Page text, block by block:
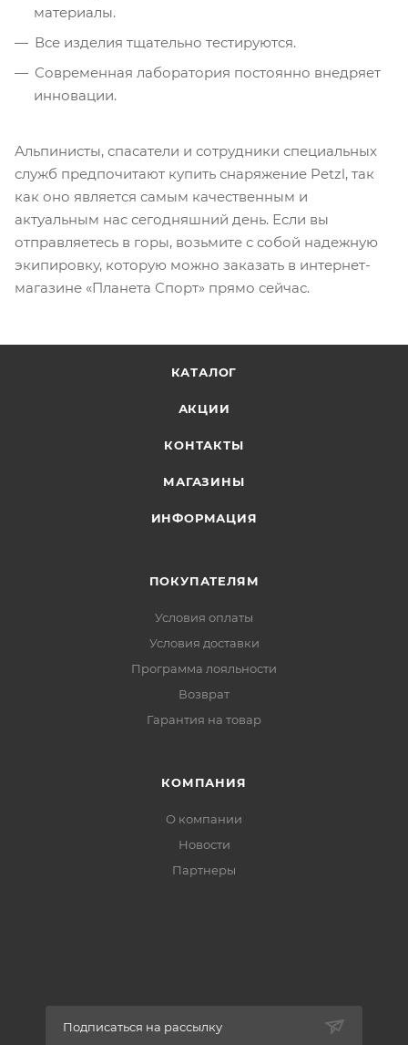
материалы.
Все изделия тщательно тестируются.
Современная лаборатория постоянно внедряет
инновации.
Альпинисты, спасатели и сотрудники специальных
служб предпочитают купить снаряжение Petzl, так
как оно является самым качественным и
актуальным нас сегодняшний день. Если вы
отправляетесь в горы, возьмите с собой надежную
экипировку, которую можно заказать в интернет-
магазине «Планета Спорт» прямо сейчас.
КАТАЛОГ
АКЦИИ
КОНТАКТЫ
МАГАЗИНЫ
ИНФОРМАЦИЯ
ПОКУПАТЕЛЯМ
Условия оплаты
Условия доставки
Программа лояльности
Возврат
Гарантия на товар
КОМПАНИЯ
О компании
Новости
Партнеры
Подписаться на рассылку